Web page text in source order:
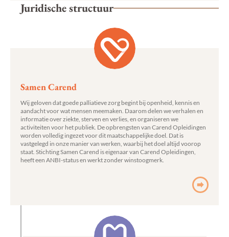
Juridische structuur
Samen Carend
Wij geloven dat goede palliatieve zorg begint bij openheid, kennis en
aandacht voor wat mensen meemaken. Daarom delen we verhalen en
informatie over ziekte, sterven en verlies, en organiseren we
activiteiten voor het publiek. De opbrengsten van Carend Opleidingen
worden volledig ingezet voor dit maatschappelijke doel. Dat is
vastgelegd in onze manier van werken, waarbij het doel altijd voorop
staat. Stichting Samen Carend is eigenaar van Carend Opleidingen,
heeft een ANBI-status en werkt zonder winstoogmerk.